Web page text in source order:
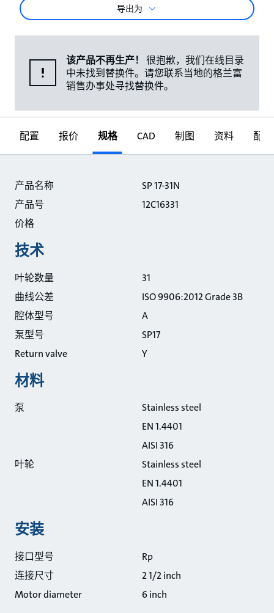
导出为
该产品不再生产！
很抱歉，我们在线目录
中未找到替换件。请您联系当地的格兰富
销售办事处寻找替换件。
配置 报价 规格 CAD 制图 资料 配件
产品名称
SP 17-31N
产品号
12C16331
价格
技术
叶轮数量
31
曲线公差
ISO 9906:2012 Grade 3B
腔体型号
A
泵型号
SP17
Return valve
Y
材料
泵
Stainless steel
EN 1.4401
AISI 316
叶轮
Stainless steel
EN 1.4401
AISI 316
安装
接口型号
Rp
连接尺寸
2 1/2 inch
Motor diameter
6 inch